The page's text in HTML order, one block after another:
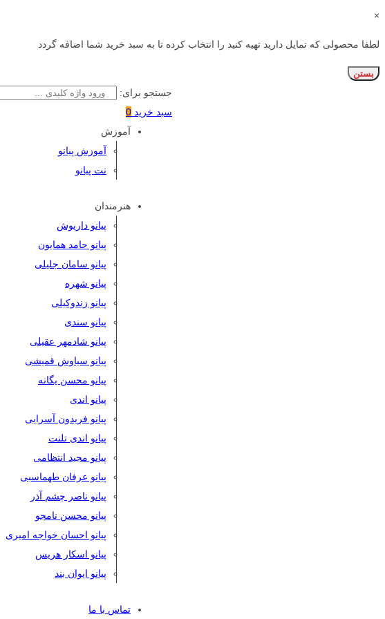
×
لطفا محصولی که تمایل دارید تهیه کنید را انتخاب کرده تا به سبد خرید شما اضافه گردد
بستن
جستجو برای:
سبد خرید 0
آموزش
آموزش پیانو
نت پیانو
هنرمندان
پیانو داریوش
پیانو حامد همایون
پیانو سامان جلیلی
پیانو شهره
پیانو زندوکیلی
پیانو سندی
پیانو شادمهر عقیلی
پیانو سیاوش قمیشی
پیانو محسن یگانه
پیانو اندی
پیانو فریدون آسرایی
پیانو اندی تلنت
پیانو مجید انتظامی
پیانو عرفان طهماسبی
پیانو ناصر چشم آذر
پیانو محسن نامجو
پیانو احسان خواجه امیری
پیانو اسکار هریس
پیانو ایوان بند
تماس با ما